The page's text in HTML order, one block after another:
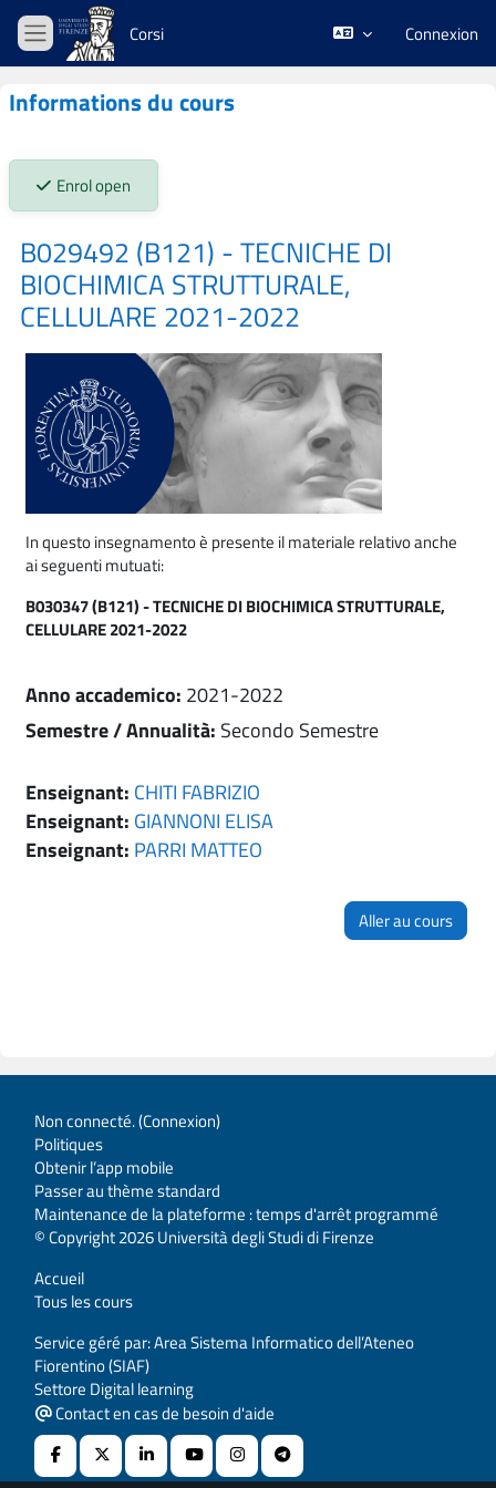
Passer au contenu principal
Panneau latéral
Corsi Connexion
Informations du cours
Stato iscrizioni:
Enrol open
B029492 (B121) - TECNICHE DI
BIOCHIMICA STRUTTURALE,
CELLULARE 2021-2022
In questo insegnamento è presente il materiale relativo anche
ai seguenti mutuati:
B030347 (B121) - TECNICHE DI BIOCHIMICA STRUTTURALE,
CELLULARE 2021-2022
Anno accademico: 2021-2022
Semestre / Annualità: Secondo Semestre
Enseignant: CHITI FABRIZIO
Enseignant: GIANNONI ELISA
Enseignant: PARRI MATTEO
Aller au cours
Non connecté. (Connexion)
Politiques
Obtenir l’app mobile
Passer au thème standard
Maintenance de la plateforme : temps d'arrêt programmé
© Copyright 2026 Università degli Studi di Firenze
Accueil
Tous les cours
Service géré par: Area Sistema Informatico dell’Ateneo
Fiorentino (SIAF)
Settore Digital learning
Contact en cas de besoin d'aide